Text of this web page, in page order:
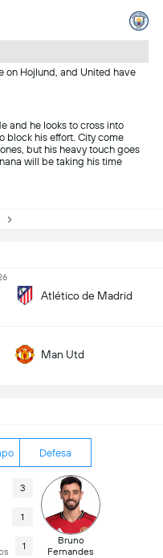
on Hojlund, and United have
and he looks to cross into
block his effort. City come
but his heavy touch goes
will be taking his time
Atlético de Madrid
Man Utd
Defesa
3
1
1
Bruno
Fernandes